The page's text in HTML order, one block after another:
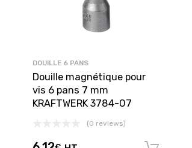
DOUILLE 6 PANS
Douille magnétique pour
vis 6 pans 7 mm
KRAFTWERK 3784-07
(0 reviews)